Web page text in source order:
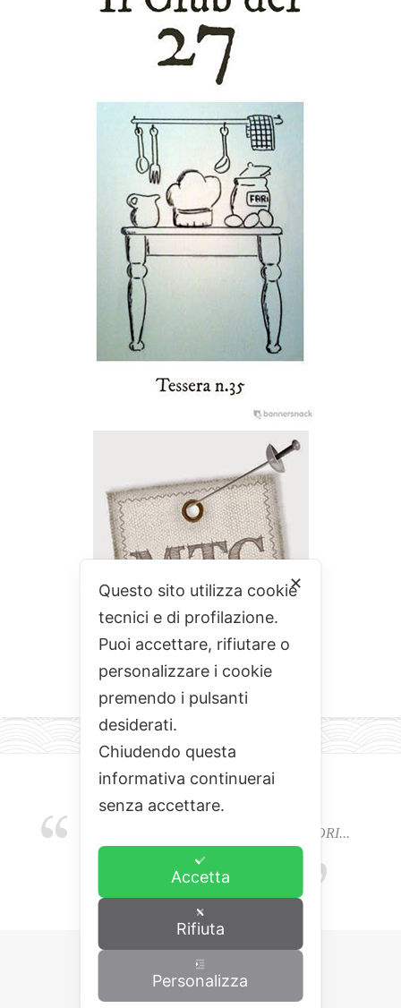
EMOZIONI, COLORI, ODORI E SAPORI...
L'ALCHIMIA DEL BUON CIBO
Copyrights © 2015 Cominciamo da qua.
✕
Questo sito utilizza cookie
tecnici e di profilazione.
Puoi accettare, rifiutare o
personalizzare i cookie
premendo i pulsanti
desiderati.
Chiudendo questa
informativa continuerai
senza accettare.
Accetta
Rifiuta
Personalizza